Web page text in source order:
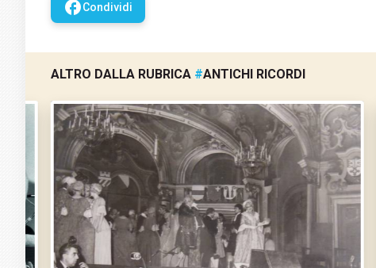
facebookCondividi
ALTRO DALLA RUBRICA #ANTICHI RICORDI